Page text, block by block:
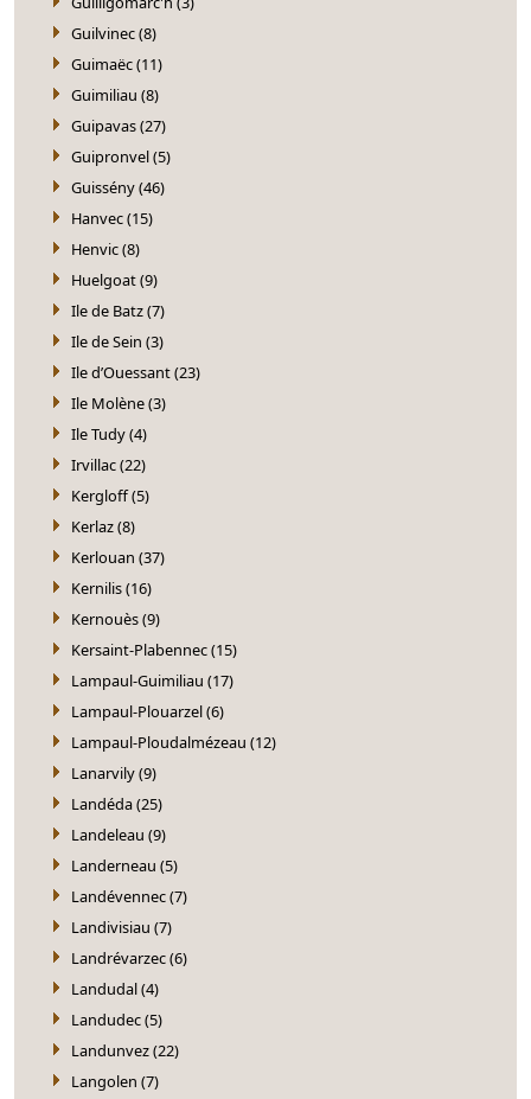
Guilvinec (8)
Guimaëc (11)
Guimiliau (8)
Guipavas (27)
Guipronvel (5)
Guissény (46)
Hanvec (15)
Henvic (8)
Huelgoat (9)
Ile de Batz (7)
Ile de Sein (3)
Ile d’Ouessant (23)
Ile Molène (3)
Ile Tudy (4)
Irvillac (22)
Kergloff (5)
Kerlaz (8)
Kerlouan (37)
Kernilis (16)
Kernouès (9)
Kersaint-Plabennec (15)
Lampaul-Guimiliau (17)
Lampaul-Plouarzel (6)
Lampaul-Ploudalmézeau (12)
Lanarvily (9)
Landéda (25)
Landeleau (9)
Landerneau (5)
Landévennec (7)
Landivisiau (7)
Landrévarzec (6)
Landudal (4)
Landudec (5)
Landunvez (22)
Langolen (7)